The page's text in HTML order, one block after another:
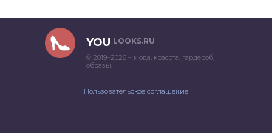
YOU LOOKS.RU
© 2019–2026 – мода, красота, гардероб,
образы.
Пользовательское соглашение